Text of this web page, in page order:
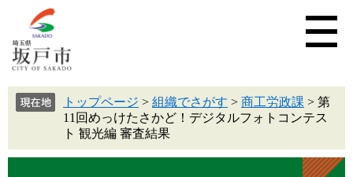
トップページ > 組織でさがす > 商工労政課 > 第
11回めっけたさかど！デジタルフォトコンテス
ト 観光編 審査結果